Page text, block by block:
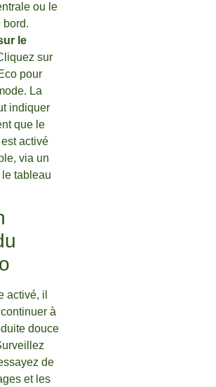
ou le
bord.
le
sur
pour
La
indiquer
que le
activé
via un
tableau
activé, il
à
douce
de
et les